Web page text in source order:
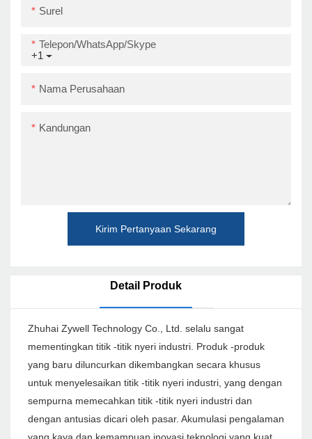
Surel
+1
Telepon/WhatsApp/Skype
Nama Perusahaan
Kandungan
Kirim Pertanyaan Sekarang
Detail Produk
Zhuhai Zywell Technology Co., Ltd. selalu sangat
mementingkan titik -titik nyeri industri. Produk -produk
yang baru diluncurkan dikembangkan secara khusus
untuk menyelesaikan titik -titik nyeri industri, yang dengan
sempurna memecahkan titik -titik nyeri industri dan
dengan antusias dicari oleh pasar. Akumulasi pengalaman